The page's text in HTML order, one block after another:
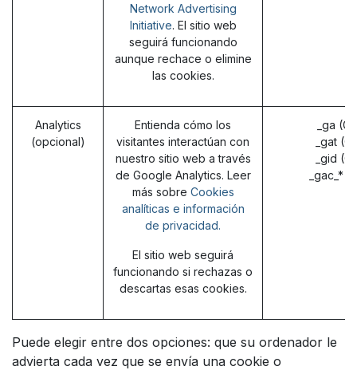
Network Advertising
Initiative. El sitio web
seguirá funcionando
aunque rechace o elimine
las cookies.
Analytics
(opcional)
Entienda cómo los
visitantes interactúan con
nuestro sitio web a través
de Google Analytics. Leer
más sobre Cookies
analíticas e información
de privacidad.
El sitio web seguirá
funcionando si rechazas o
descartas esas cookies.
_ga
_gat
_gid
_gac_*
Puede elegir entre dos opciones: que su ordenador le
advierta cada vez que se envía una cookie o